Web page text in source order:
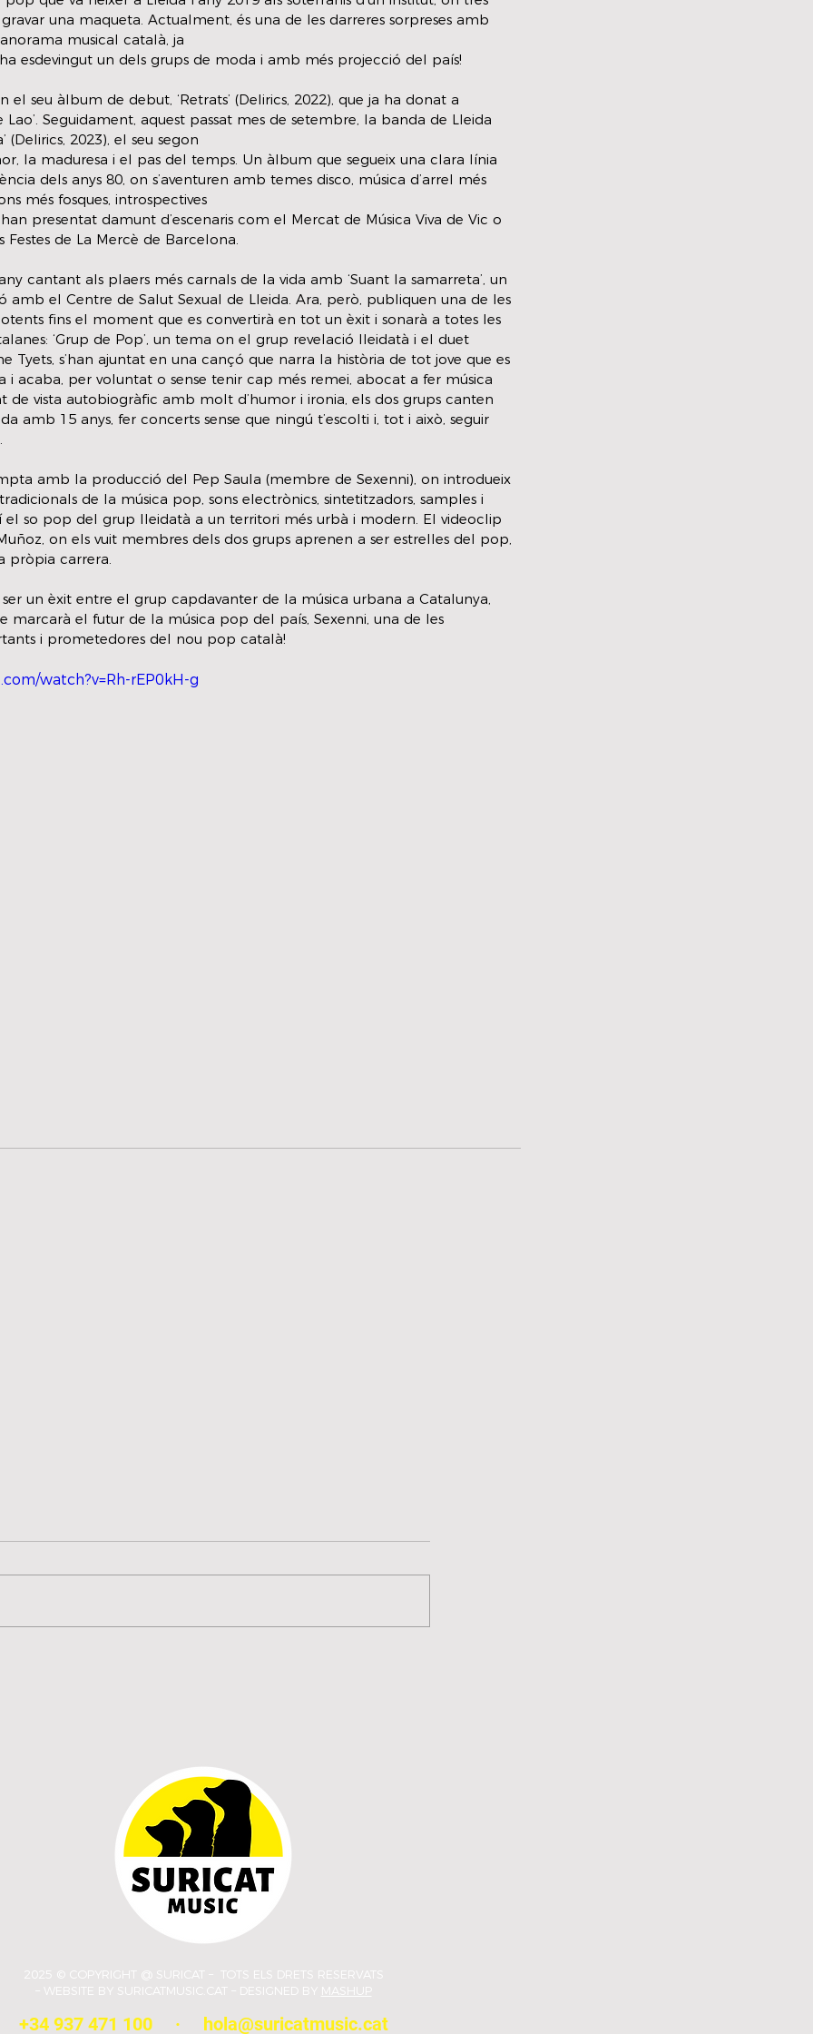
una maqueta. Actualment, és una de les darreres sorpreses amb
musical català, ja
esdevingut un dels grups de moda i amb més projecció del país!
el seu àlbum de debut, ‘Retrats’ (Delirics, 2022), que ja ha donat a
Lao’. Seguidament, aquest passat mes de setembre, la banda de Lleida
(Delirics, 2023), el seu segon
la maduresa i el pas del temps. Un àlbum que segueix una clara línia
dels anys 80, on s’aventuren amb temes disco, música d’arrel més
més fosques, introspectives
presentat damunt d’escenaris com el Mercat de Música Viva de Vic o
Festes de La Mercè de Barcelona.
cantant als plaers més carnals de la vida amb ‘Suant la samarreta’, un
amb el Centre de Salut Sexual de Lleida. Ara, però, publiquen una de les
fins el moment que es convertirà en tot un èxit i sonarà a totes les
‘Grup de Pop’, un tema on el grup revelació lleidatà i el duet
Tyets, s’han ajuntat en una cançó que narra la història de tot jove que es
i acaba, per voluntat o sense tenir cap més remei, abocat a fer música
de vista autobiogràfic amb molt d’humor i ironia, els dos grups canten
amb 15 anys, fer concerts sense que ningú t’escolti i, tot i això, seguir
amb la producció del Pep Saula (membre de Sexenni), on introdueix
de la música pop, sons electrònics, sintetitzadors, samples i
el so pop del grup lleidatà a un territori més urbà i modern. El videoclip
on els vuit membres dels dos grups aprenen a ser estrelles del pop,
pròpia carrera.
un èxit entre el grup capdavanter de la música urbana a Catalunya,
marcarà el futur de la música pop del país, Sexenni, una de les
i prometedores del nou pop català!
watch?v=Rh-rEP0kH-g
2025 © COPYRIGHT @ SURICAT – TOTS ELS DRETS RESERVATS
– WEBSITE BY SURICATMUSIC.CAT – DESIGNED BY MASHUP
+34 937 471 100· hola@suricatmusic.cat